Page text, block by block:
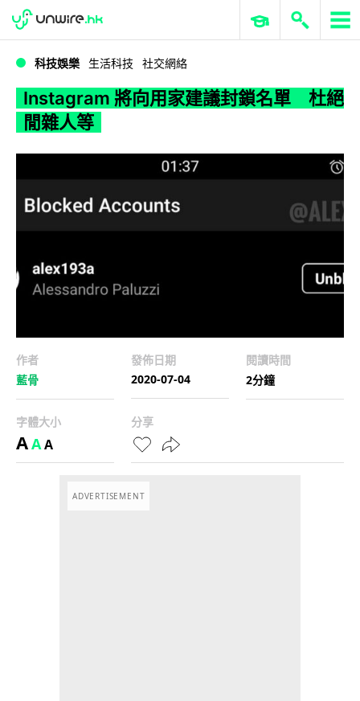
WWDC 2026 ERP 與商業 AI
科技娛樂 生活科技 社交網絡
Instagram 將向用家建議封鎖名單 杜絕
閒雜人等
作者
藍骨
發佈日期
2020-07-04
閱讀時間
2分鐘
字體大小
AAA
分享
ADVERTISEMENT